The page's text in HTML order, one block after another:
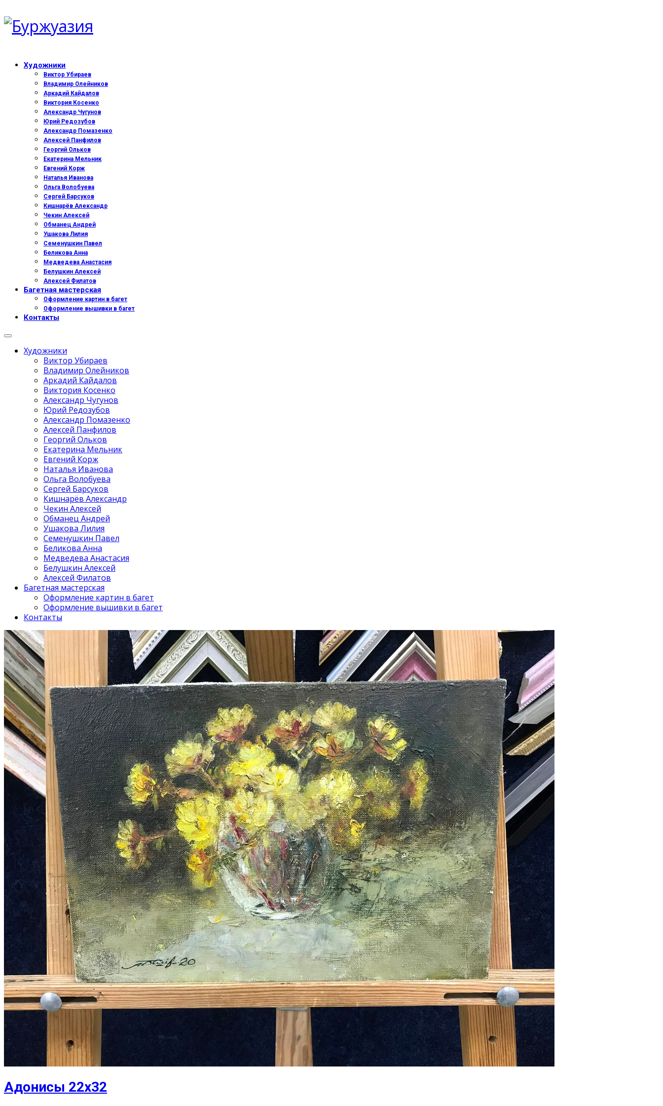
Художники
Виктор Убираев
Владимир Олейников
Аркадий Кайдалов
Виктория Косенко
Александр Чугунов
Юрий Редозубов
Александр Помазенко
Алексей Панфилов
Георгий Ольков
Екатерина Мельник
Евгений Корж
Наталья Иванова
Ольга Волобуева
Сергей Барсуков
Кишнарёв Александр
Чекин Алексей
Обманец Андрей
Ушакова Лилия
Семенушкин Павел
Беликова Анна
Медведева Анастасия
Белушкин Алексей
Алексей Филатов
Багетная мастерская
Оформление картин в багет
Оформление вышивки в багет
Контакты
Художники
Виктор Убираев
Владимир Олейников
Аркадий Кайдалов
Виктория Косенко
Александр Чугунов
Юрий Редозубов
Александр Помазенко
Алексей Панфилов
Георгий Ольков
Екатерина Мельник
Евгений Корж
Наталья Иванова
Ольга Волобуева
Сергей Барсуков
Кишнарёв Александр
Чекин Алексей
Обманец Андрей
Ушакова Лилия
Семенушкин Павел
Беликова Анна
Медведева Анастасия
Белушкин Алексей
Алексей Филатов
Багетная мастерская
Оформление картин в багет
Оформление вышивки в багет
Контакты
Адонисы 22х32